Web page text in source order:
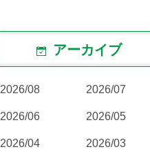
アーカイブ
2026/08 2026/07
2026/06 2026/05
2026/04 2026/03